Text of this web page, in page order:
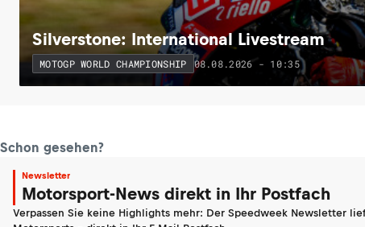
Silverstone: International Livestream
MOTOGP WORLD CHAMPIONSHIP 08.08.2026 - 10:35
Schon gesehen?
Newsletter
Motorsport-News direkt in Ihr Postfach
Verpassen Sie keine Highlights mehr: Der Speedweek Newsletter